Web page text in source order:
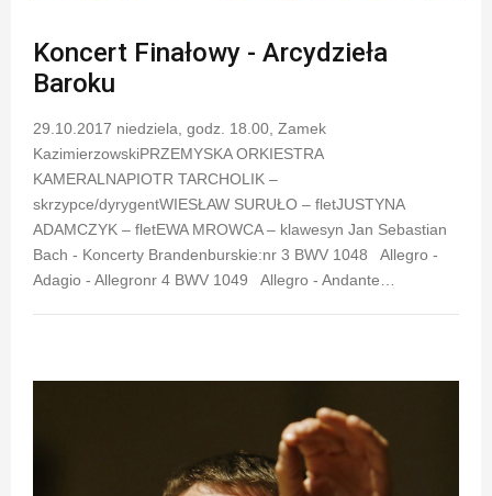
Koncert Finałowy - Arcydzieła
Baroku
29.10.2017 niedziela, godz. 18.00, Zamek
KazimierzowskiPRZEMYSKA ORKIESTRA
KAMERALNAPIOTR TARCHOLIK –
skrzypce/dyrygentWIESŁAW SURUŁO – fletJUSTYNA
ADAMCZYK – fletEWA MROWCA – klawesyn Jan Sebastian
Bach - Koncerty Brandenburskie:nr 3 BWV 1048 Allegro -
Adagio - Allegronr 4 BWV 1049 Allegro - Andante…